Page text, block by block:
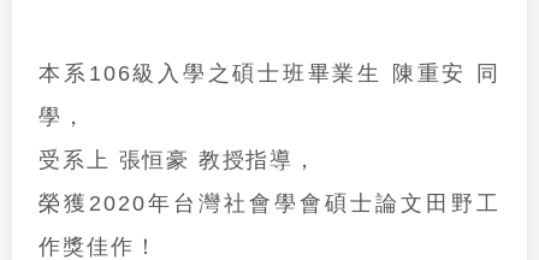
本系 106級入學之碩士班畢業生 陳重安 同
學，
受系上 張恒豪 教授指導，
榮獲 2020年 台灣社會學會碩士論文田野工
作獎佳作 ！